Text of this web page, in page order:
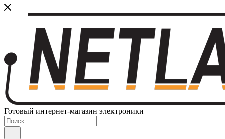
Готовый интернет-магазин электроники